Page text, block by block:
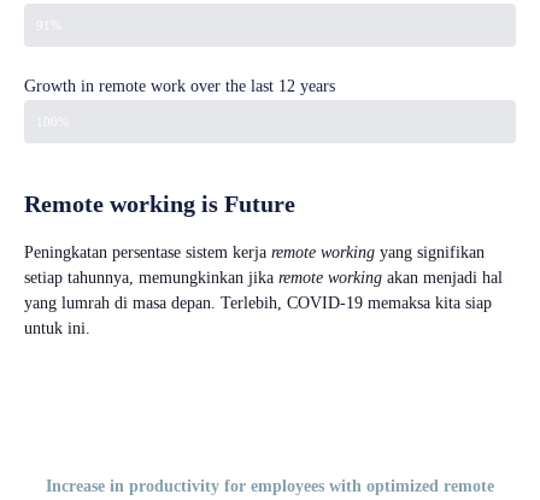
Remote working is Future
Peningkatan persentase sistem kerja remote working yang signifikan
setiap tahunnya, memungkinkan jika remote working akan menjadi hal
yang lumrah di masa depan. Terlebih, COVID-19 memaksa kita siap
untuk ini.
91%
Growth in remote work over the last 12 years
Increase in productivity for employees with optimized remote